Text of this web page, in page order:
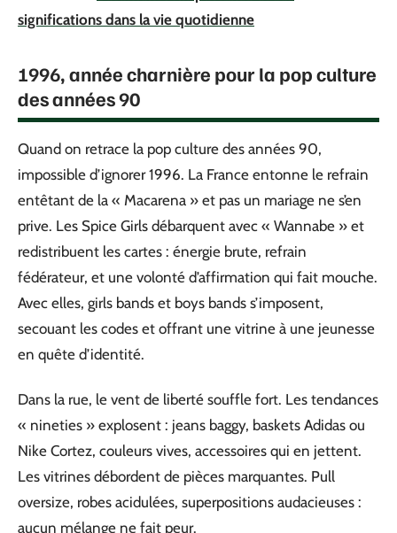
significations dans la vie quotidienne
1996, année charnière pour la pop culture
des années 90
Quand on retrace la pop culture des années 90,
impossible d’ignorer 1996. La France entonne le refrain
entêtant de la « Macarena » et pas un mariage ne s’en
prive. Les Spice Girls débarquent avec « Wannabe » et
redistribuent les cartes : énergie brute, refrain
fédérateur, et une volonté d’affirmation qui fait mouche.
Avec elles, girls bands et boys bands s’imposent,
secouant les codes et offrant une vitrine à une jeunesse
en quête d’identité.
Dans la rue, le vent de liberté souffle fort. Les tendances
« nineties » explosent : jeans baggy, baskets Adidas ou
Nike Cortez, couleurs vives, accessoires qui en jettent.
Les vitrines débordent de pièces marquantes. Pull
oversize, robes acidulées, superpositions audacieuses :
aucun mélange ne fait peur.